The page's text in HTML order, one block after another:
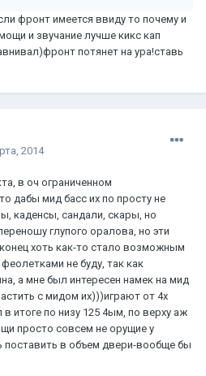
фронт имеется ввиду то почему и
и звучание лучше кикс кап
потянет на ура!ставь
2014
в оч ограниченном
дабы мид басс их по просту не
каденсы, сандали, скары, но
глупого оралова, но эти
хоть как-то стало возможным
не буду, так как
а мне был интересен намек на мид
с мидом их)))играют от 4х
в итоге по низу 125 4ым, по верху аж
просто совсем не орущие у
в объем двери-вообще бы